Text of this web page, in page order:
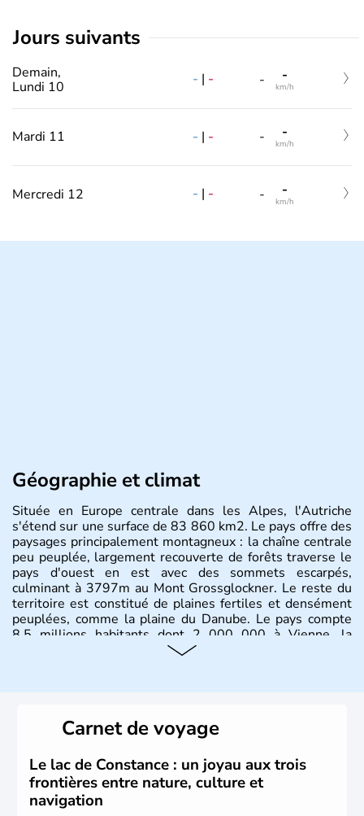
jours suivants
Demain,
Lundi 10
- | - - -
km/h
Mardi 11 - | - - -
km/h
Mercredi 12 - | - - -
km/h
Géographie et climat
Située en Europe centrale dans les Alpes, l'Autriche
s'étend sur une surface de 83 860 km2. Le pays offre des
paysages principalement montagneux : la chaîne centrale
peu peuplée, largement recouverte de forêts traverse le
pays d'ouest en est avec des sommets escarpés,
culminant à 3797m au Mont Grossglockner. Le reste du
territoire est constitué de plaines fertiles et densément
peuplées, comme la plaine du Danube. Le pays compte
8.5 millions habitants dont 2 000 000 à Vienne, la
compte aujourd'hui plus de 8 millions d'habitants.
L'Autriche a donné naissance à de nombreux artistes :
Mozart, Schubert, le psychanalyste Freud, Romy
Schneider, Arnold Schwarzenegger, Anton Bruckner,
Gustav Mahler font partie des Autrichiens les plus
marquants de ces dernières décennies.
Carnet de voyage
Le lac de Constance : un joyau aux trois
frontières entre nature, culture et
navigation